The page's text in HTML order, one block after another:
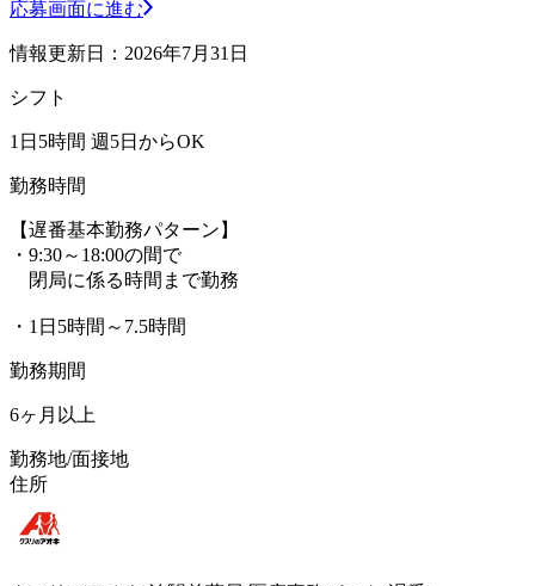
応募画面に進む
情報更新日：2026年7月31日
シフト
1日5時間 週5日からOK
勤務時間
【遅番基本勤務パターン】
・9:30～18:00の間で
閉局に係る時間まで勤務
・1日5時間～7.5時間
勤務期間
6ヶ月以上
勤務地/面接地
住所